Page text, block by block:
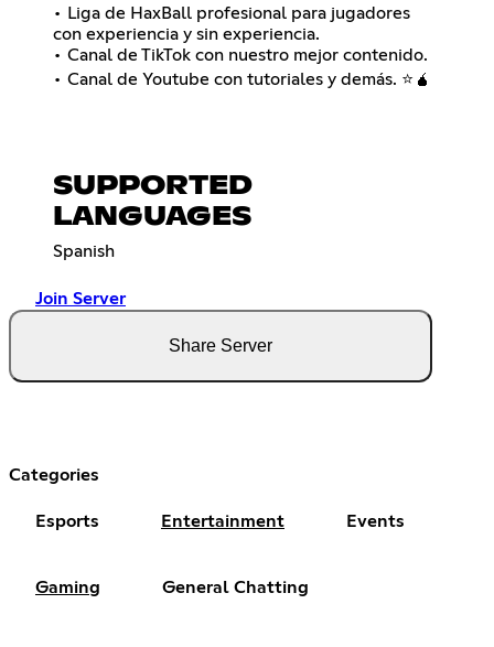
• Liga de HaxBall profesional para jugadores
con experiencia y sin experiencia.
• Canal de TikTok con nuestro mejor contenido.
• Canal de Youtube con tutoriales y demás. ⭐🧉
SUPPORTED
LANGUAGES
Spanish
Join Server
Share Server
Categories
Esports Entertainment Events
Gaming General Chatting